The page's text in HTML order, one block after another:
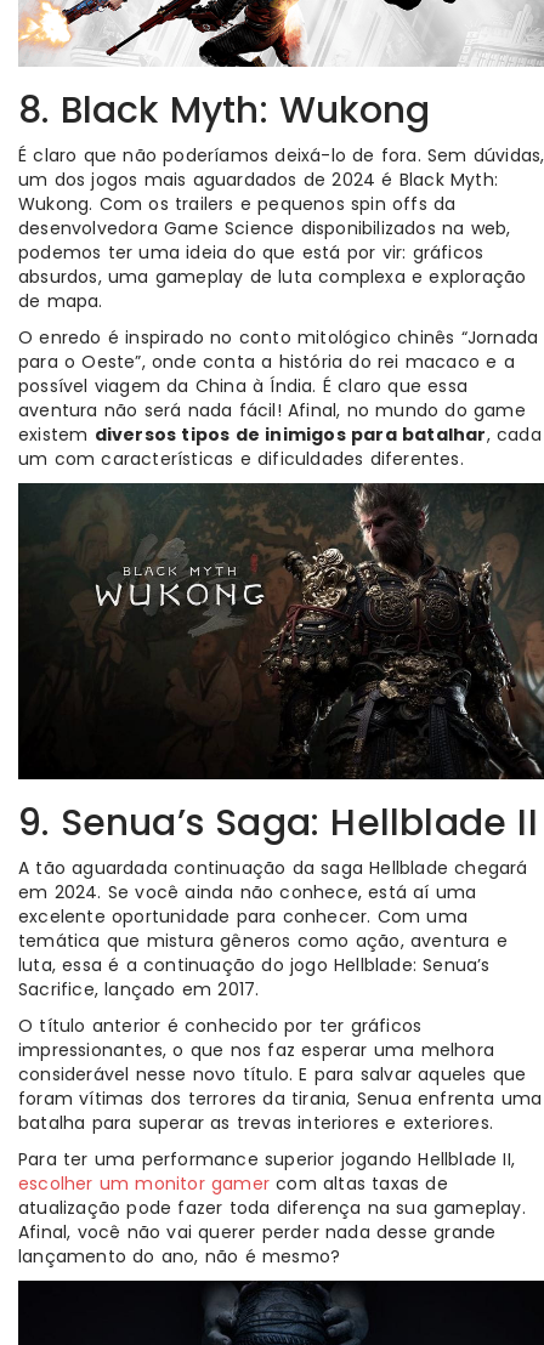
8. Black Myth: Wukong
É claro que não poderíamos deixá-lo de fora. Sem dúvidas,
um dos jogos mais aguardados de 2024 é Black Myth:
Wukong. Com os trailers e pequenos spin offs da
desenvolvedora Game Science disponibilizados na web,
podemos ter uma ideia do que está por vir: gráficos
absurdos, uma gameplay de luta complexa e exploração
de mapa.
O enredo é inspirado no conto mitológico chinês “Jornada
para o Oeste”, onde conta a história do rei macaco e a
possível viagem da China à Índia. É claro que essa
aventura não será nada fácil! Afinal, no mundo do game
existem diversos tipos de inimigos para batalhar, cada
um com características e dificuldades diferentes.
9. Senua’s Saga: Hellblade II
A tão aguardada continuação da saga Hellblade chegará
em 2024. Se você ainda não conhece, está aí uma
excelente oportunidade para conhecer. Com uma
temática que mistura gêneros como ação, aventura e
luta, essa é a continuação do jogo Hellblade: Senua’s
Sacrifice, lançado em 2017.
O título anterior é conhecido por ter gráficos
impressionantes, o que nos faz esperar uma melhora
considerável nesse novo título. E para salvar aqueles que
foram vítimas dos terrores da tirania, Senua enfrenta uma
batalha para superar as trevas interiores e exteriores.
Para ter uma performance superior jogando Hellblade II,
escolher um monitor gamer com altas taxas de
atualização pode fazer toda diferença na sua gameplay.
Afinal, você não vai querer perder nada desse grande
lançamento do ano, não é mesmo?